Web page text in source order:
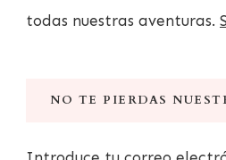
todas nuestras aventuras.
NO TE PIERDAS